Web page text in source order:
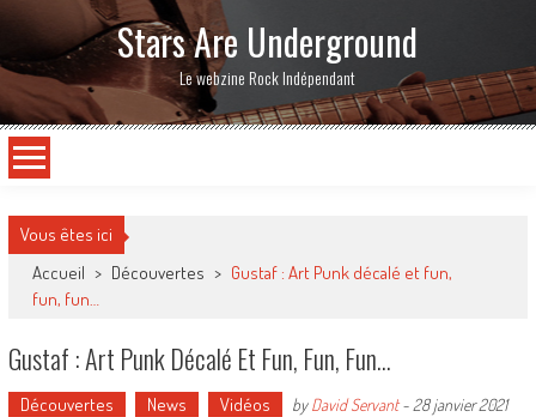
Stars Are Underground
Le webzine Rock Indépendant
Vous êtes ici
Accueil > Découvertes > Gustaf : Art Punk décalé et fun,
fun, fun…
Gustaf : Art Punk Décalé Et Fun, Fun, Fun…
Découvertes News Vidéos byDavid Servant- 28 janvier 2021